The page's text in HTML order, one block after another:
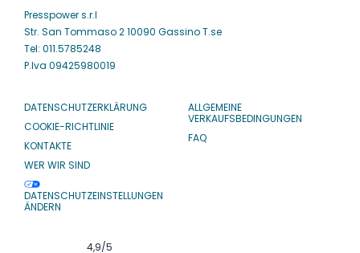
Presspower s.r.l
Str. San Tommaso 2 10090 Gassino T.se
Tel: 011.5785248
P.Iva 09425980019
DATENSCHUTZERKLÄRUNG
COOKIE-RICHTLINIE
KONTAKTE
WER WIR SIND
DATENSCHUTZEINSTELLUNGEN
ÄNDERN
ALLGEMEINE
VERKAUFSBEDINGUNGEN
FAQ
4,9/5